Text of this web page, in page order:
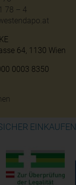
78 – 4
64, 1130 Wien
0003 8350
EINKAUFEN